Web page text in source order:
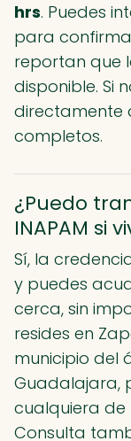
hrs. Puedes
para
reportan que
disponible. Si
directamente
completos.
¿Puedo
INAPAM si
Sí, la
y puedes
cerca, sin
resides en
municipio del
Guadalajara,
cualquiera de
Consulta